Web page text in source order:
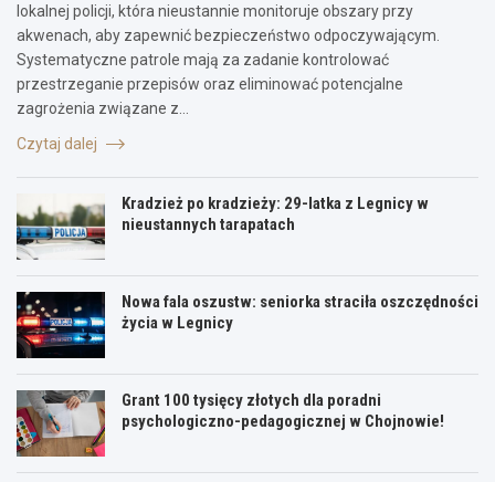
lokalnej policji, która nieustannie monitoruje obszary przy
akwenach, aby zapewnić bezpieczeństwo odpoczywającym.
Systematyczne patrole mają za zadanie kontrolować
przestrzeganie przepisów oraz eliminować potencjalne
zagrożenia związane z…
Czytaj dalej
Kradzież po kradzieży: 29-latka z Legnicy w
nieustannych tarapatach
Nowa fala oszustw: seniorka straciła oszczędności
życia w Legnicy
Grant 100 tysięcy złotych dla poradni
psychologiczno-pedagogicznej w Chojnowie!